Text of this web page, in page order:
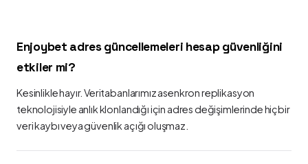
Enjoybet adres güncellemeleri hesap güvenliğini
etkiler mi?
Kesinlikle hayır. Veritabanlarımız asenkron replikasyon
teknolojisiyle anlık klonlandığı için adres değişimlerinde hiçbir
veri kaybı veya güvenlik açığı oluşmaz.